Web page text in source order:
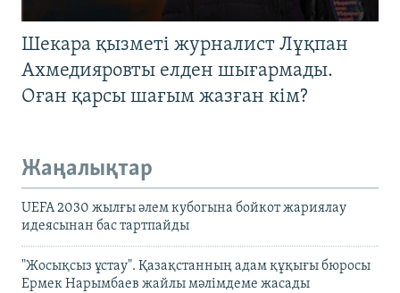
Шекара қызметі журналист Лұқпан
Ахмедияровты елден шығармады.
Оған қарсы шағым жазған кім?
Жаңалықтар
UEFA 2030 жылғы әлем кубогына бойкот жариялау
идеясынан бас тартпайды
"Жосықсыз ұстау". Қазақстанның адам құқығы бюросы
Ермек Нарымбаев жайлы мәлімдеме жасады